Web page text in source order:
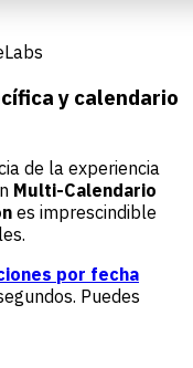
y calendario
de la experiencia
Multi-Calendario
es imprescindible
por fecha
Puedes